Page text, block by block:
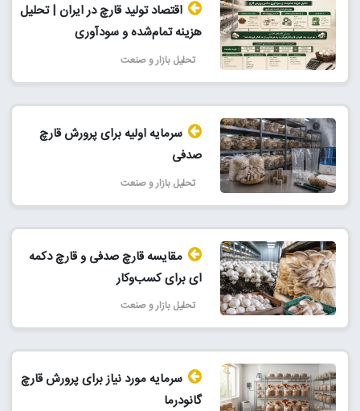
اقتصاد تولید قارچ در ایران | تحلیل
هزینه تمام‌شده و سودآوری
تحلیل بازار و صنعت
سرمایه اولیه برای پرورش قارچ
صدفی
تحلیل بازار و صنعت
مقایسه قارچ صدفی و قارچ دکمه‌
ای برای کسب‌وکار
تحلیل بازار و صنعت
سرمایه مورد نیاز برای پرورش قارچ
گانودرما